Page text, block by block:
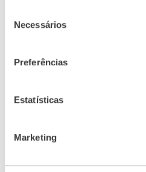
Necessários
Preferências
Estatísticas
Marketing